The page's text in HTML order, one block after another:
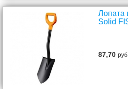
Лопата
Solid
87,70